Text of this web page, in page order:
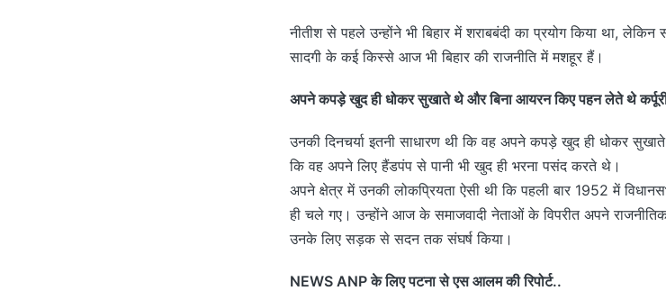
नीतीश से पहले उन्होंने भी बिहार में शराबबंदी का प्रयोग किया था,
सादगी के कई किस्से आज भी बिहार की राजनीति में मशहूर हैं।
अपने कपड़े खुद ही धोकर सुखाते थे और बिना आयरन किए पहन लेते थे
उनकी दिनचर्या इतनी साधारण थी कि वह अपने कपड़े खुद ही धोकर
कि वह अपने लिए हैंडपंप से पानी भी खुद ही भरना पसंद करते थे।
अपने क्षेत्र में उनकी लोकप्रियता ऐसी थी कि पहली बार 1952 में
ही चले गए। उन्होंने आज के समाजवादी नेताओं के विपरीत अपने
उनके लिए सड़क से सदन तक संघर्ष किया।
NEWS ANP के लिए पटना से एस आलम की रिपोर्ट..